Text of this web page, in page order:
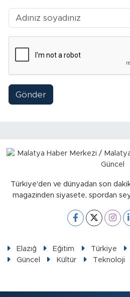
Gönder
Türkiye'den ve dünyadan son
magazinden siyasete, spordan
Elazığ Eğitim Türkiye
Güncel
Kültür Teknoloji
Pütürge
Magazin
Sinema
Asayiş
Adıyaman